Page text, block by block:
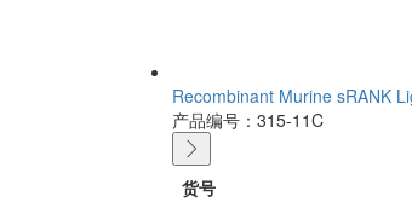
Recombinant Murine sRANK
产品编号：315-11C
货号